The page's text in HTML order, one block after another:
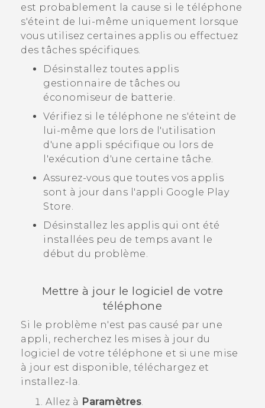
est probablement la cause si le téléphone
s'éteint de lui-même uniquement lorsque
vous utilisez certaines applis ou effectuez
des tâches spécifiques.
Désinstallez toutes applis
gestionnaire de tâches ou
économiseur de batterie.
Vérifiez si le téléphone ne s'éteint de
lui-même que lors de l'utilisation
d'une appli spécifique ou lors de
l'exécution d'une certaine tâche.
Assurez-vous que toutes vos applis
sont à jour dans l'appli Google Play
Store.
Désinstallez les applis qui ont été
installées peu de temps avant le
début du problème.
Mettre à jour le logiciel de votre
téléphone
Si le problème n'est pas causé par une
appli, recherchez les mises à jour du
logiciel de votre téléphone et si une mise
à jour est disponible, téléchargez et
installez-la.
Allez à Paramètres.